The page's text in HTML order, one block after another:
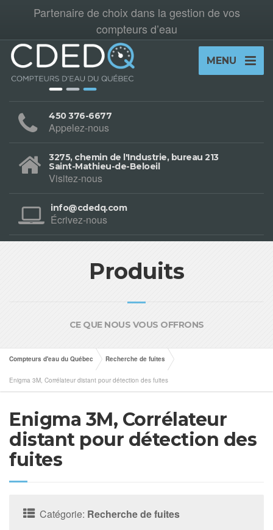
Partenaire de choix dans la gestion de vos
compteurs d’eau
MENU
450 376-6677
Appelez-nous
3275, chemin de l'Industrie, bureau 213
Saint-Mathieu-de-Beloeil
Visitez-nous
info@cdedq.com
Écrivez-nous
Produits
CE QUE NOUS VOUS OFFRONS
Compteurs d'eau du Québec Recherche de fuites
Enigma 3M, Corrélateur distant pour détection des fuites
Enigma 3M, Corrélateur
distant pour détection des
fuites
Catégorie: Recherche de fuites